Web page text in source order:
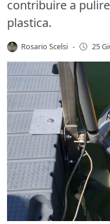
contribuire a
plastica.
Rosario Scelsi - 25